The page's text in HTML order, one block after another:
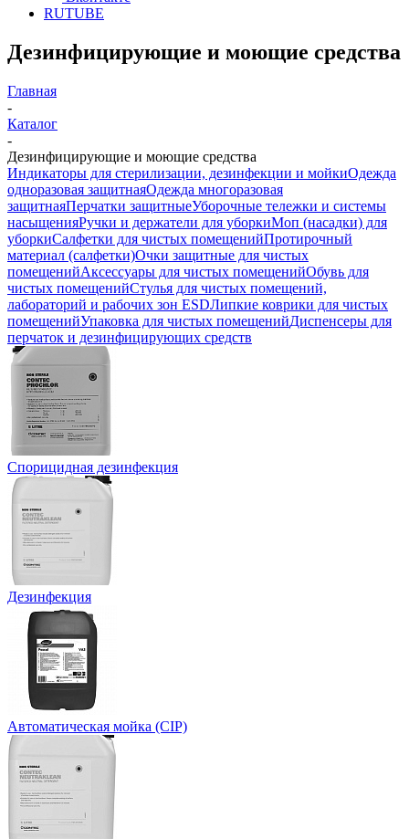
RUTUBE
Дезинфицирующие и моющие средства
Главная
-
Каталог
-
Дезинфицирующие и моющие средства
Индикаторы для стерилизации, дезинфекции и мойкиОдежда
одноразовая защитнаяОдежда многоразовая
защитнаяПерчатки защитныеУборочные тележки и системы
насыщенияРучки и держатели для уборкиМоп (насадки) для
уборкиСалфетки для чистых помещенийПротирочный
материал (салфетки)Очки защитные для чистых
помещенийАксессуары для чистых помещенийОбувь для
чистых помещенийСтулья для чистых помещений,
лабораторий и рабочих зон ESDЛипкие коврики для чистых
помещенийУпаковка для чистых помещенийДиспенсеры для
перчаток и дезинфицирующих средств
Спорицидная дезинфекция
Дезинфекция
Автоматическая мойка (CIP)